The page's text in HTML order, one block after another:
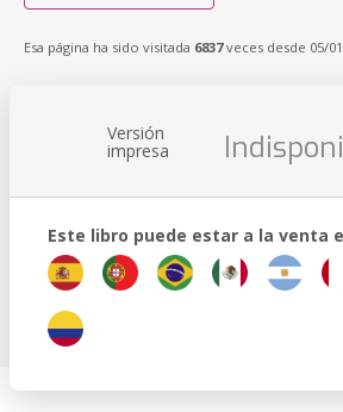
Esa página ha sido visitada 6837veces desde 05/
Versión
impresa
Este libro puede estar a la venta